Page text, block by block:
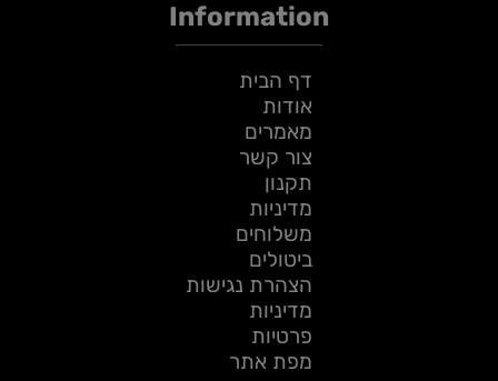
Information
דף הבית
אודות
מאמרים
צור קשר
תקנון
מדיניות
משלוחים
ביטולים
הצהרת נגישות
מדיניות
פרטיות
מפת אתר